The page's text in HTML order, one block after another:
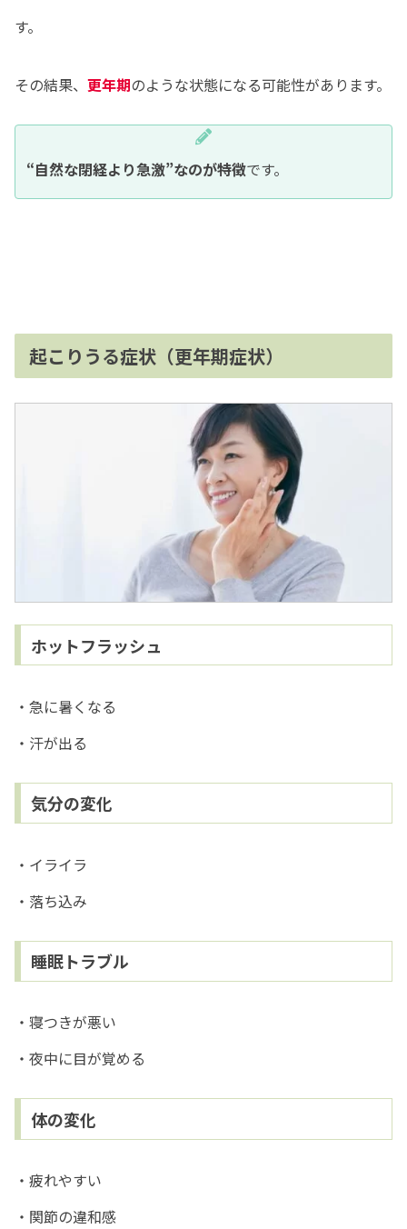
す。
その結果、 更年期のような状態になる可能性があります。
“自然な閉経より急激”なのが特徴です。
起こりうる症状（更年期症状）
ホットフラッシュ
・急に暑くなる
・汗が出る
気分の変化
・イライラ
・落ち込み
睡眠トラブル
・寝つきが悪い
・夜中に目が覚める
体の変化
・疲れやすい
・関節の違和感